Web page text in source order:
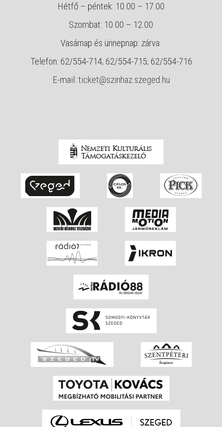
Hétfő – péntek: 10.00 – 17.00
Szombat: 10.00 – 12.00
Vasárnap és ünnepnap: zárva.
Telefon: 62/554-714; 62/554-715; 62/554-716
E-mail: ticket@szinhaz.szeged.hu